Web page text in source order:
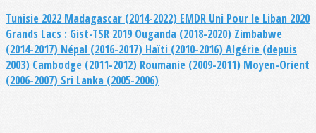
Tunisie 2022 Madagascar (2014-2022) EMDR Uni Pour le Liban 2020
Grands Lacs : Gist-TSR 2019Ouganda (2018-2020) Zimbabwe
(2014-2017) Népal (2016-2017) Haïti (2010-2016) Algérie (depuis
2003) Cambodge (2011-2012) Roumanie (2009-2011) Moyen-Orient
(2006-2007) Sri Lanka (2005-2006)